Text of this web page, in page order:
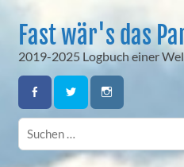
contentFast wär's das
2019-2025 Logbuch einer